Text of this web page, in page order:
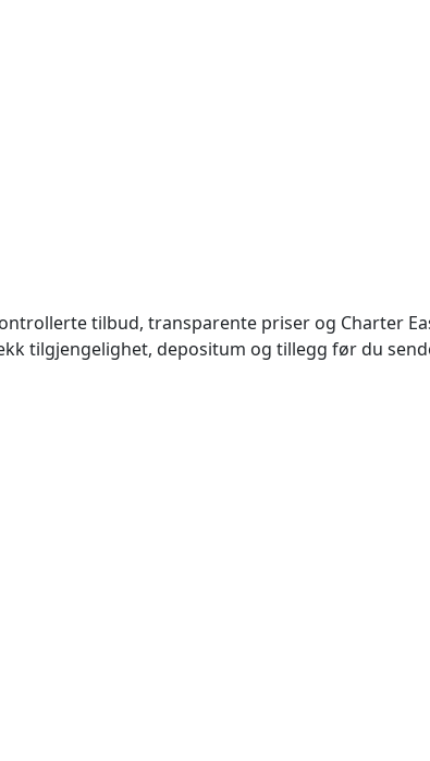
tilbud, transparente priser og Charter
tilgjengelighet, depositum og tillegg før du